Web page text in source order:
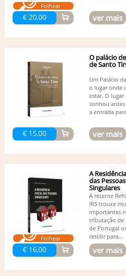
Folhear
€ 20,00 ver mais
€ 15,00
O palácio
de Santo
Um Palácio
o lugar onde
estar. O lugar
sonhou
a entrada
ver mais
Folhear
€ 16,00
A
das Pessoas
Singulares
A recente
IRS trouxe
importantes
tributação de
de Portugal
residir para...
ver mais